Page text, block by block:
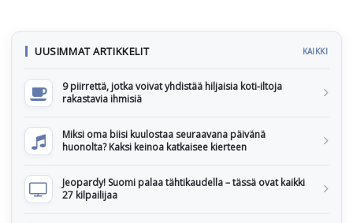
UUSIMMAT ARTIKKELIT KAIKKI
9 piirrettä, jotka voivat yhdistää hiljaisia koti-iltoja
rakastavia ihmisiä
Miksi oma biisi kuulostaa seuraavana päivänä
huonolta? Kaksi keinoa katkaisee kierteen
Jeopardy! Suomi palaa tähtikaudella – tässä ovat kaikki
27 kilpailijaa